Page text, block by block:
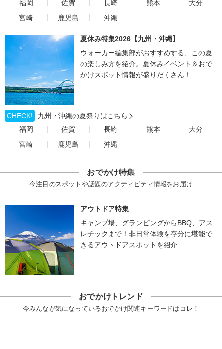
福岡
佐賀 長崎 熊本
大分
宮崎
鹿児島 沖縄
夏休み特集2026【九州・沖縄】
ウォーカー編集部がおすすめする、この夏
の楽しみ方を紹介。夏休みイベント＆おで
かけスポット情報が盛りだくさん！
CHECK!
九州・沖縄の夏祭りはこちら
福岡
佐賀 長崎 熊本
大分
宮崎
鹿児島 沖縄
おでかけ特集
今注目のスポットや話題のアクティビティ情報をお届け
アウトドア特集
キャンプ場、グランピングからBBQ、アス
レチックまで！非日常体験を存分に堪能で
きるアウトドアスポットを紹介
おでかけトレンド
今みんなが気になっているおでかけ関連キーワードはコレ！